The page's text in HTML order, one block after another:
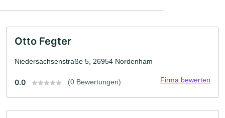
Otto Fegter
Niedersachsenstraße 5, 26954 Nordenham
0.0 (0 Bewertungen) Firma bewerten